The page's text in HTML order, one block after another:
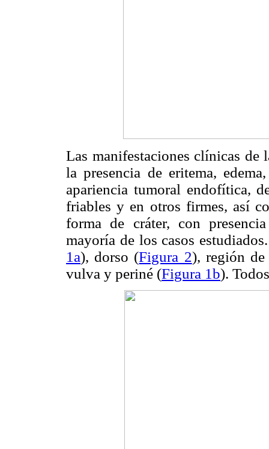
Las manifestaciones clínicas de
la presencia de eritema,
apariencia tumoral endofítica,
friables y en otros firmes, así
forma de cráter, con
mayoría de los casos
1a), dorso (Figura 2), región
vulva y periné (Figura 1b).